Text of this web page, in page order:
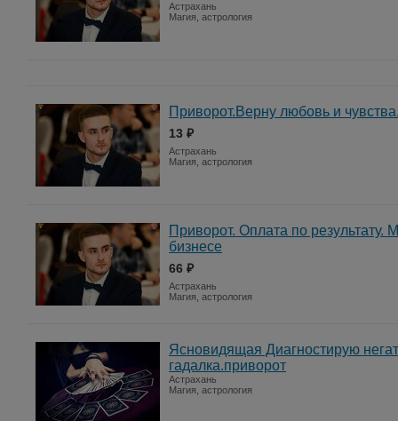
Астрахань
Магия, астрология
Приворот.Верну любовь и
13 ₽
Астрахань
Магия, астрология
Приворот. Оплата по результату.
бизнесе
66 ₽
Астрахань
Магия, астрология
Ясновидящая Диагностирую
гадалка.приворот
Астрахань
Магия, астрология